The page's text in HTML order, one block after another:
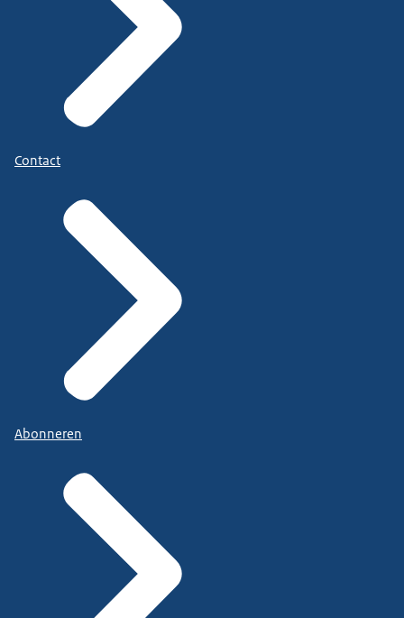
Contact
Abonneren